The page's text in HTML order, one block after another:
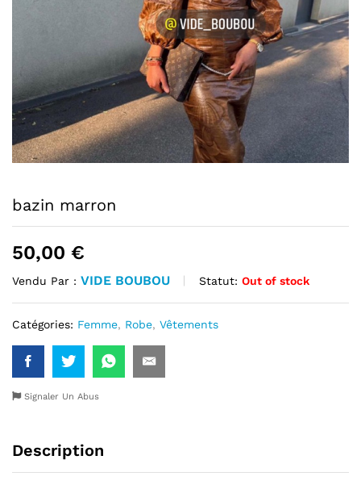
bazin marron
50,00 €
Vendu Par : VIDE BOUBOU Statut: Out of stock
Catégories: Femme, Robe, Vêtements
Signaler Un Abus
Description